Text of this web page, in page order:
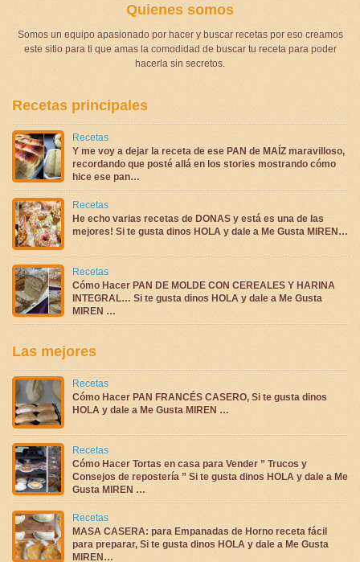
Quienes somos
Somos un equipo apasionado por hacer y buscar recetas por eso creamos
este sitio para ti que amas la comodidad de buscar tu receta para poder
hacerla sin secretos.
Recetas principales
Recetas
Y me voy a dejar la receta de ese PAN de MAÍZ maravilloso,
recordando que posté allá en los stories mostrando cómo
hice ese pan…
Recetas
He echo varias recetas de DONAS y está es una de las
mejores! Si te gusta dinos HOLA y dale a Me Gusta MIREN…
Recetas
Cómo Hacer PAN DE MOLDE CON CEREALES Y HARINA
INTEGRAL… Si te gusta dinos HOLA y dale a Me Gusta
MIREN …
Las mejores
Recetas
Cómo Hacer PAN FRANCÉS CASERO, Si te gusta dinos
HOLA y dale a Me Gusta MIREN …
Recetas
Cómo Hacer Tortas en casa para Vender ” Trucos y
Consejos de repostería ” Si te gusta dinos HOLA y dale a Me
Gusta MIREN …
Recetas
MASA CASERA: para Empanadas de Horno receta fácil
para preparar, Si te gusta dinos HOLA y dale a Me Gusta
MIREN…